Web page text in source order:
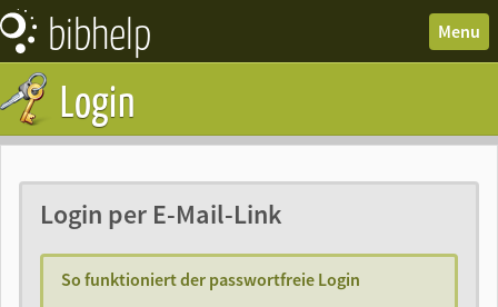
Menu
News
Forum
Wissen
Downloads
bibhelp
Login
Login per E-Mail-Link
So funktioniert der passwortfreie Login